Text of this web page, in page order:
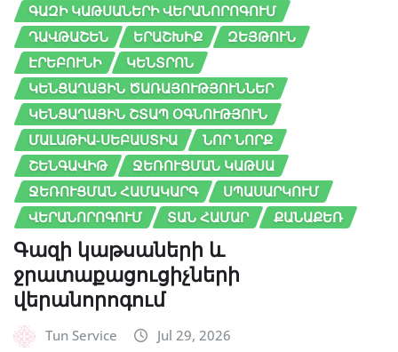
ԳԱԶԻ ԿԱԹՍԱՆԵՐԻ ՎԵՐԱՆՈՐՈԳՈՒՄ
ԴԱՎԹԱՇԵՆ
ԵՐԱՇԽԻՔ
ԶԵՅԹՈՒՆ
ԷՐԵԲՈՒՆԻ
ԿԵՆՏՐՈՆ
ԿԵՆՑԱՂԱՅԻՆ ԾԱՌԱՅՈՒԹՅՈՒՆՆԵՐ
ԿԵՆՑԱՂԱՅԻՆ ՇՏԱՊ ՕԳՆՈՒԹՅՈՒՆ
ՄԱԼԱԹԻԱ-ՍԵԲԱՍՏԻԱ
ՆՈՐ ՆՈՐՔ
ՇԵՆԳԱՎԻԹ
ՋԵՌՈՒՑՄԱՆ ԿԱԹՍԱ
ՋԵՌՈՒՑՄԱՆ ՀԱՄԱԿԱՐԳ
ՍՊԱՍԱՐԿՈՒՄ
ՎԵՐԱՆՈՐՈԳՈՒՄ
ՏԱՆ ՀԱՄԱՐ ՔԱՆԱՔԵՌ
Գազի կաթսաների և
ջրատաքացուցիչների
վերանորոգում
Tun Service Jul 29, 2026